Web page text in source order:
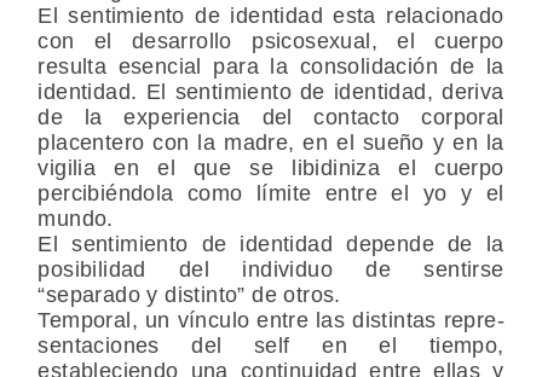
El sentimiento de identidad esta relacionado
con el desarrollo psicosexual, el cuerpo
resulta esencial para la consolidación de la
identidad. El sentimiento de identidad, deriva
de la experiencia del contacto corporal
placentero con la madre, en el sueño y en la
vigilia en el que se libidiniza el cuerpo
percibiéndola como límite entre el yo y el
mundo.
El sentimiento de identidad depende de la
posibilidad del individuo de sentirse
“separado y distinto” de otros.
Temporal, un vínculo entre las distintas repre­
sentaciones del self en el tiempo,
estableciendo una continuidad entre ellas y